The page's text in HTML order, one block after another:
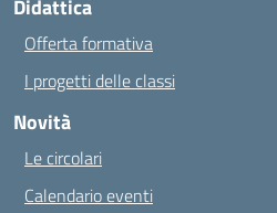
Didattica
Offerta formativa
I progetti delle classi
Novità
Le circolari
Calendario eventi